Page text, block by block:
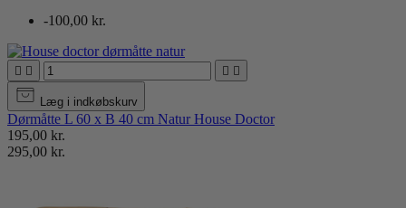
-100,00 kr.
   
Læg i indkøbskurv
Dørmåtte L 60 x B 40 cm Natur House Doctor
195,00 kr.
295,00 kr.